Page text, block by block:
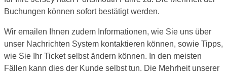
Buchungen können sofort bestätigt werden.
Wir emailen Ihnen zudem Informationen, wie Sie uns über
unser Nachrichten System kontaktieren können, sowie Tipps,
wie Sie Ihr Ticket selbst ändern können. In den meisten
Fällen kann dies der Kunde selbst tun. Die Mehrheit unserer